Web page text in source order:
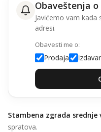
Obaveštenja
Javićemo vam
adresi.
Obavesti me o:
Prodaja
Stambena zgrada srednje
spratova.